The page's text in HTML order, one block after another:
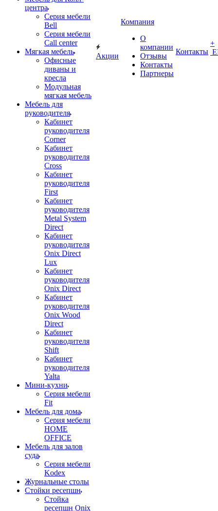
центра
Серия мебели
Bell
Серия мебели
Call center
Мягкая мебель
Офисные
диваны и
кресла
Модульная
мягкая мебель
Мебель для
руководителя
Кабинет
руководителя
Corner
Кабинет
руководителя
Cross
Кабинет
руководителя
First
Кабинет
руководителя
Metal System
Direct
Кабинет
руководителя
Onix Direct
Lux
Кабинет
руководителя
Onix Direct
Кабинет
руководителя
Onix Wood
Direct
Кабинет
руководителя
Shift
Кабинет
руководителя
Yalta
Мини-кухни
Серия мебели
Fit
Мебель для дома
Серия мебели
HOME
OFFICE
Мебель для залов
суда
Серия мебели
Kodex
Журнальные столы
Стойки ресепшн
Стойка
ресепшн Onix
Акции
Компания
О
компании
Отзывы
Контакты
Партнеры
Контакты
+